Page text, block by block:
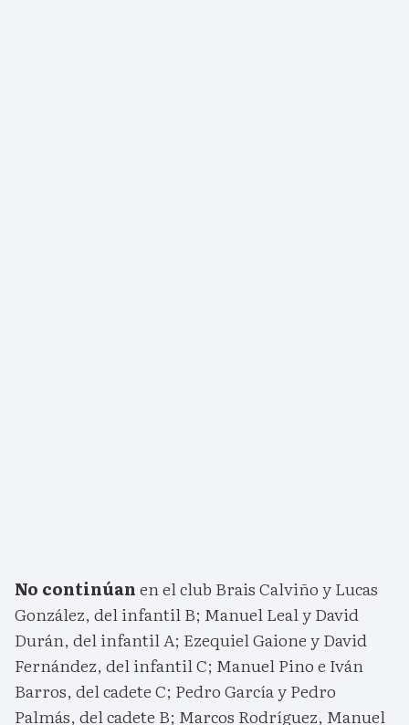
No continúanen el club Brais Calviño y Lucas
González, del infantil B; Manuel Leal y David
Durán, del infantil A; Ezequiel Gaione y David
Fernández, del infantil C; Manuel Pino e Iván
Barros, del cadete C; Pedro García y Pedro
Palmás, del cadete B; Marcos Rodríguez, Manuel